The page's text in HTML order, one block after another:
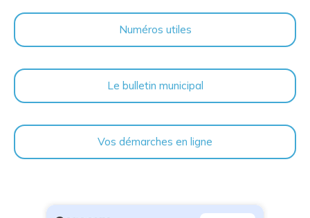
Numéros utiles
Le bulletin municipal
Vos démarches en ligne